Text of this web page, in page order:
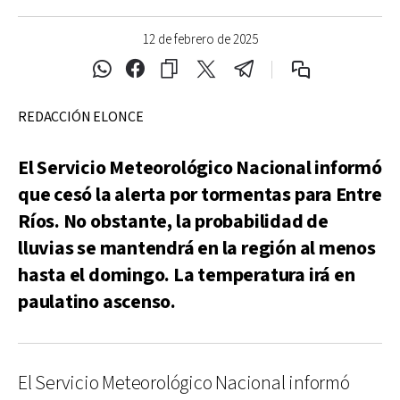
12 de febrero de 2025
REDACCIÓN ELONCE
El Servicio Meteorológico Nacional informó
que cesó la alerta por tormentas para Entre
Ríos. No obstante, la probabilidad de
lluvias se mantendrá en la región al menos
hasta el domingo. La temperatura irá en
paulatino ascenso.
El Servicio Meteorológico Nacional informó